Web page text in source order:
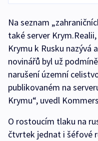
Na seznam
také server
Krymu k Rusku nazývá
novinářů byl už
narušení územní
publikovaném na
Krymu“, uvedl
O rostoucím tlaku na
čtvrtek jednat i šéfové